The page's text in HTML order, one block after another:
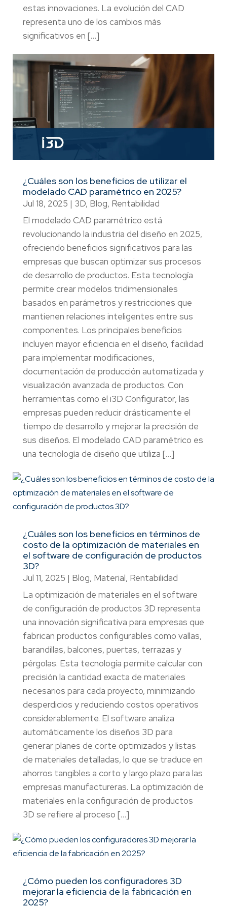
estas innovaciones. La evolución del CAD
representa uno de los cambios más
significativos en […]
¿Cuáles son los beneficios de utilizar el
modelado CAD paramétrico en 2025?
Jul 18, 2025 | 3D, Blog, Rentabilidad
El modelado CAD paramétrico está
revolucionando la industria del diseño en 2025,
ofreciendo beneficios significativos para las
empresas que buscan optimizar sus procesos
de desarrollo de productos. Esta tecnología
permite crear modelos tridimensionales
basados en parámetros y restricciones que
mantienen relaciones inteligentes entre sus
componentes. Los principales beneficios
incluyen mayor eficiencia en el diseño, facilidad
para implementar modificaciones,
documentación de producción automatizada y
visualización avanzada de productos. Con
herramientas como el i3D Configurator, las
empresas pueden reducir drásticamente el
tiempo de desarrollo y mejorar la precisión de
sus diseños. El modelado CAD paramétrico es
una tecnología de diseño que utiliza […]
¿Cuáles son los beneficios en términos de
costo de la optimización de materiales en
el software de configuración de productos
3D?
Jul 11, 2025 | Blog, Material, Rentabilidad
La optimización de materiales en el software
de configuración de productos 3D representa
una innovación significativa para empresas que
fabrican productos configurables como vallas,
barandillas, balcones, puertas, terrazas y
pérgolas. Esta tecnología permite calcular con
precisión la cantidad exacta de materiales
necesarios para cada proyecto, minimizando
desperdicios y reduciendo costos operativos
considerablemente. El software analiza
automáticamente los diseños 3D para
generar planes de corte optimizados y listas
de materiales detalladas, lo que se traduce en
ahorros tangibles a corto y largo plazo para las
empresas manufactureras. La optimización de
materiales en la configuración de productos
3D se refiere al proceso […]
¿Cómo pueden los configuradores 3D
mejorar la eficiencia de la fabricación en
2025?